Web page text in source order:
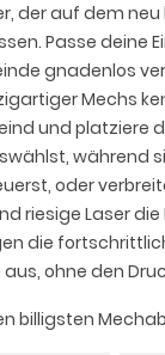
der auf dem
Passe
gnadenlos
Mechs
und
während
oder
riesige Laser
die
ohne den
billigsten